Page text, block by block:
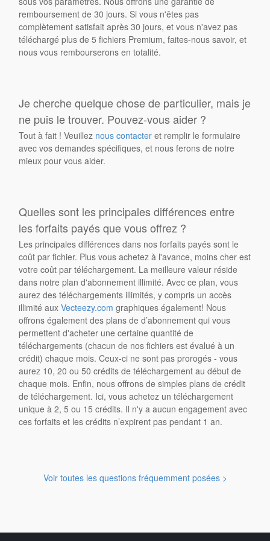
remboursement de 30 jours. Si vous n'êtes pas
complètement satisfait après 30 jours, et vous n'avez pas
téléchargé plus de 5 fichiers Premium, faites-nous savoir, et
nous vous rembourserons en totalité.
Je cherche quelque chose de particulier, mais je
ne puis le trouver. Pouvez-vous aider ?
Tout à fait ! Veuillez nous contacter et remplir le formulaire
avec vos demandes spécifiques, et nous ferons de notre
mieux pour vous aider.
Quelles sont les principales différences entre
les forfaits payés que vous offrez ?
Les principales différences dans nos forfaits payés sont le
coût par fichier. Plus vous achetez à l'avance, moins cher est
votre coût par téléchargement. La meilleure valeur réside
dans notre plan d'abonnement illimité. Avec ce plan, vous
aurez des téléchargements illimités, y compris un accès
illimité auxVecteezy.com graphiques également! Nous
offrons également des plans de d’abonnement qui vous
permettent d'acheter une certaine quantité de
téléchargements (chacun de nos fichiers est évalué à un
crédit) chaque mois. Ceux-ci ne sont pas prorogés - vous
aurez 10, 20 ou 50 crédits de téléchargement au début de
chaque mois. Enfin, nous offrons de simples plans de crédit
de téléchargement. Ici, vous achetez un téléchargement
unique à 2, 5 ou 15 crédits. Il n'y a aucun engagement avec
ces forfaits et les crédits n’expirent pas pendant 1 an.
Voir toutes les questions fréquemment posées >